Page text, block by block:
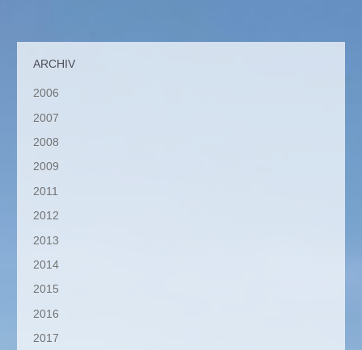
ARCHIV
2006
2007
2008
2009
2011
2012
2013
2014
2015
2016
2017